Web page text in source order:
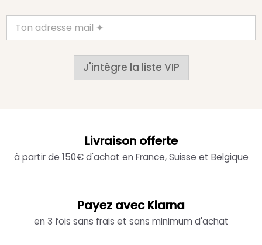
J'intègre la liste VIP
Livraison offerte
à partir de 150€ d'achat en France, Suisse et Belgique
Payez avec Klarna
en 3 fois sans frais et sans minimum d'achat